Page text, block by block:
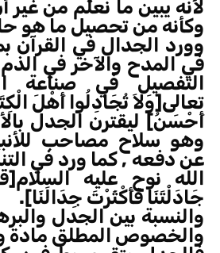
لأنه يبين ما نعلم من غير
وكأنه من تحصيل ما هو
وورد الجدال في القرآن
في المدح والآخر في
التفصيل في صناعة
تعالى[وَلاَ تُجَادِلُوا أَهْلَ
أَحْسَنُ] ليقترن الجدل
وهو سلاح مصاحب
عن دفعه , كما ورد في
الله نوح عليه
جَادَلْتَنَا فَأَكْثَرْتَ جِدَالَنَا].
والنسبة بين الجدل
والخصوص المطلق مادة